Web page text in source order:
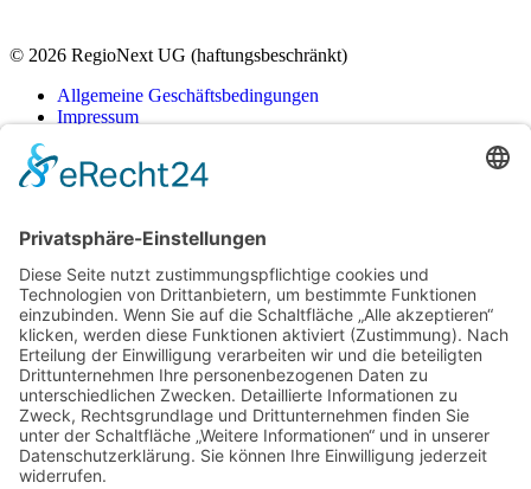
© 2026 RegioNext UG (haftungsbeschränkt)
Allgemeine Geschäftsbedingungen
Impressum